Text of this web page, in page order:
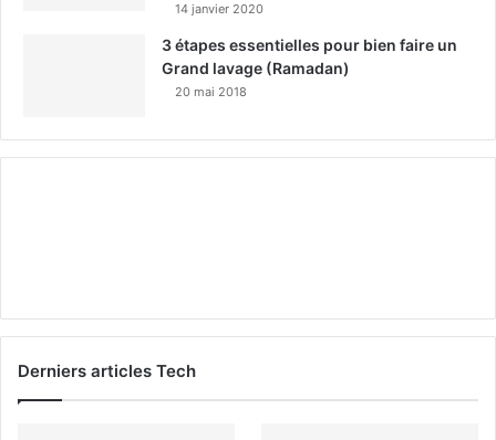
14 janvier 2020
3 étapes essentielles pour bien faire un
Grand lavage (Ramadan)
20 mai 2018
Derniers articles Tech